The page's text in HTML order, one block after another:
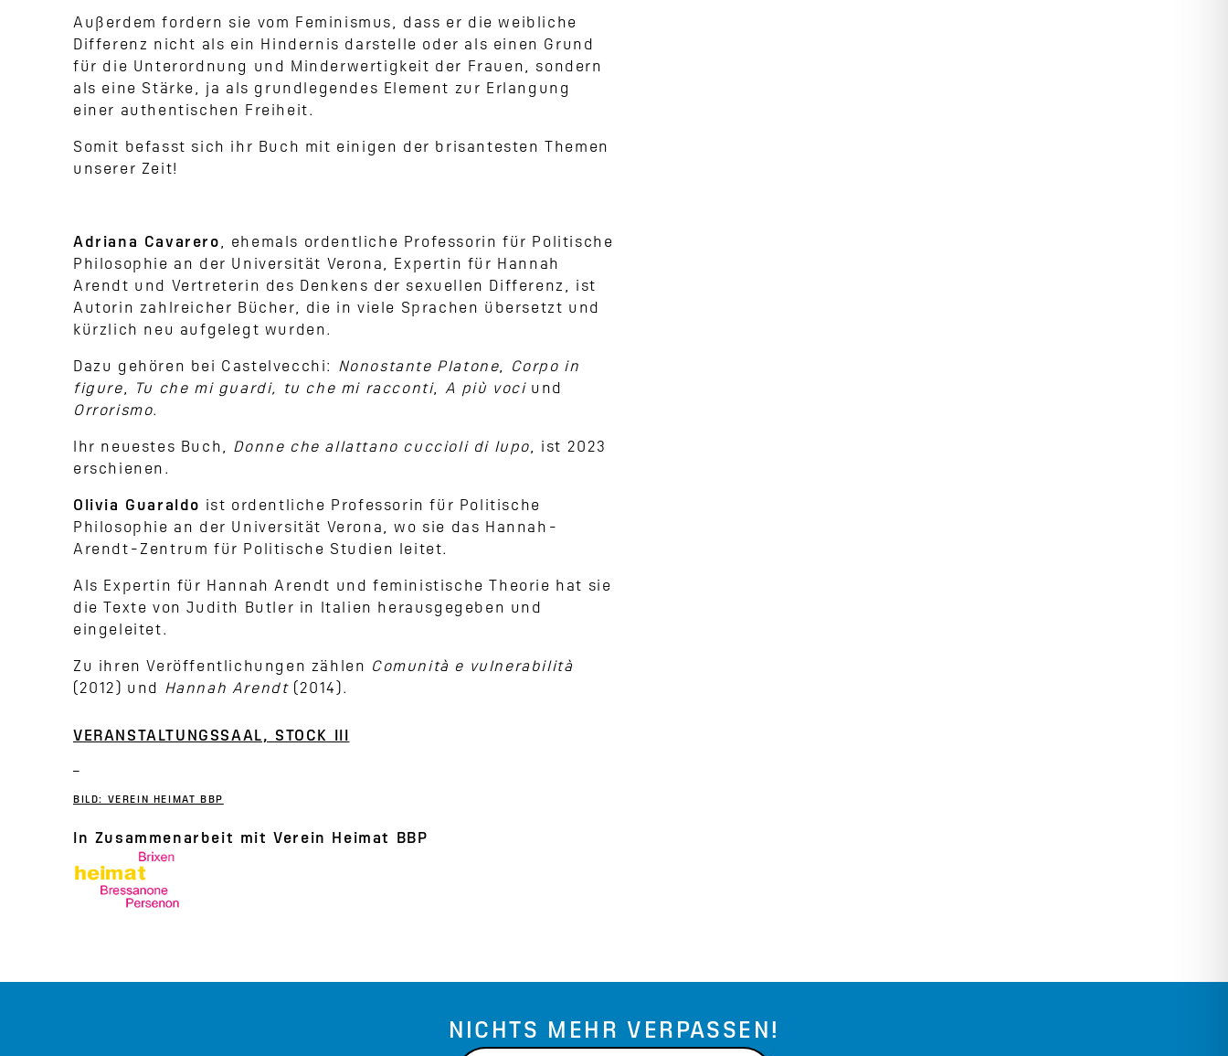
Außerdem fordern sie vom Feminismus, dass er die weibliche
Differenz nicht als ein Hindernis darstelle oder als einen Grund
für die Unterordnung und Minderwertigkeit der Frauen, sondern
als eine Stärke, ja als grundlegendes Element zur Erlangung
einer authentischen Freiheit.
Somit befasst sich ihr Buch mit einigen der brisantesten Themen
unserer Zeit!
Adriana Cavarero, ehemals ordentliche Professorin für Politische
Philosophie an der Universität Verona, Expertin für Hannah
Arendt und Vertreterin des Denkens der sexuellen Differenz, ist
Autorin zahlreicher Bücher, die in viele Sprachen übersetzt und
kürzlich neu aufgelegt wurden.
Dazu gehören bei Castelvecchi: Nonostante Platone,
Corpo in
figure, Tu che mi guardi, tu che mi racconti, A più voci und
Orrorismo.
Ihr neuestes Buch, Donne che allattano cuccioli di lupo, ist 2023
erschienen.
Olivia Guaraldo ist ordentliche Professorin für Politische
Philosophie an der Universität Verona, wo sie das Hannah-
Arendt-Zentrum für Politische Studien leitet.
Als Expertin für Hannah Arendt und feministische Theorie hat sie
die Texte von Judith Butler in Italien herausgegeben und
eingeleitet.
Zu ihren Veröffentlichungen zählen
Comunità e vulnerabilità
(2012) und Hannah Arendt(2014).
VERANSTALTUNGSSAAL, STOCK III
BILD: VEREIN HEIMAT BBP
In Zusammenarbeit mit Verein Heimat BBP
NICHTS MEHR VERPASSEN!